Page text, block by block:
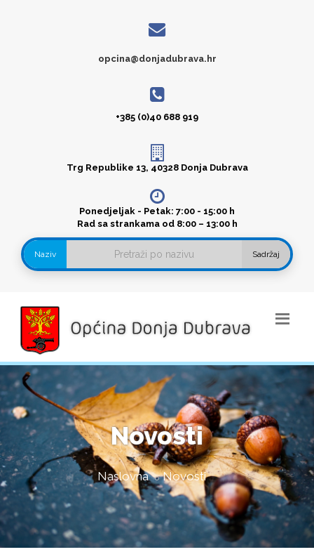
opcina@donjadubrava.hr
+385 (0)40 688 919
Trg Republike 13, 40328 Donja Dubrava
Ponedjeljak - Petak: 7:00 - 15:00 h
Rad sa strankama od 8:00 – 13:00 h
Naziv Sadržaj
Novosti
Naslovna Novosti